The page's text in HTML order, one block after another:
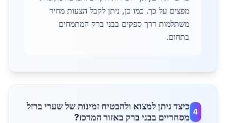
מפצים על כך. כמו כן, ניתן לקבל הצעות מחיר
משתלמות דרך ספקים בבני ברק המתמחים
בתחום.
4
כיצד ניתן למצוא ולהבטיח זמינות של שערי ברזל
מסחריים בבני ברק באזור המרכז?